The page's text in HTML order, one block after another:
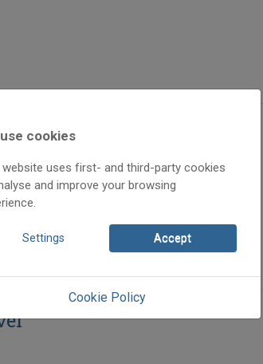
cookies
website uses first- and third-party cookies
and improve your browsing
Settings Accept
Cookie Policy